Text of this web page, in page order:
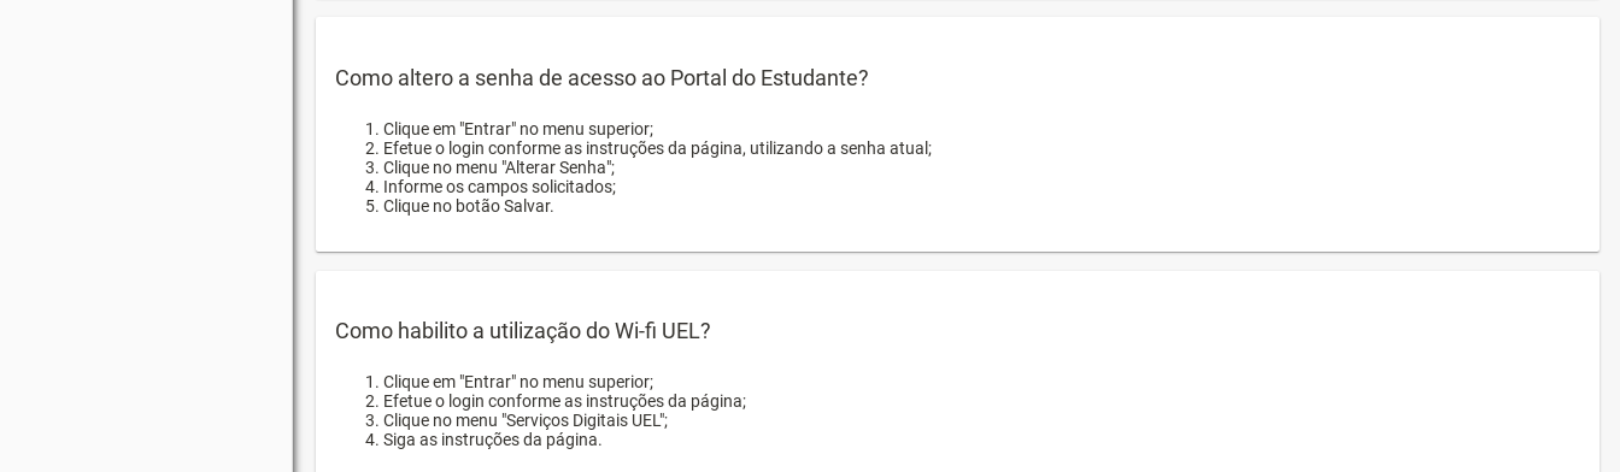
Como altero a senha de acesso ao Portal do Estudante?
Clique em "Entrar" no menu superior;
Efetue o login conforme as instruções da página, utilizando a senha atual;
Clique no menu "Alterar Senha";
Informe os campos solicitados;
Clique no botão Salvar.
Como habilito a utilização do Wi-fi UEL?
Clique em "Entrar" no menu superior;
Efetue o login conforme as instruções da página;
Clique no menu "Serviços Digitais UEL";
Siga as instruções da página.